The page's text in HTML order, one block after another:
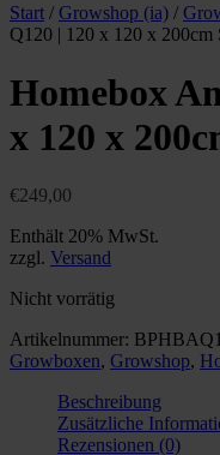
Start / Growshop (ia) /
Q120 | 120 x 120 x 200cm
Homebox
x 120 x
€249,00
Enthält 20% MwSt.
zzgl. Versand
Nicht vorrätig
Artikelnummer:
Growboxen, Growshop,
Beschreibung
Zusätzliche
Rezensionen (0)